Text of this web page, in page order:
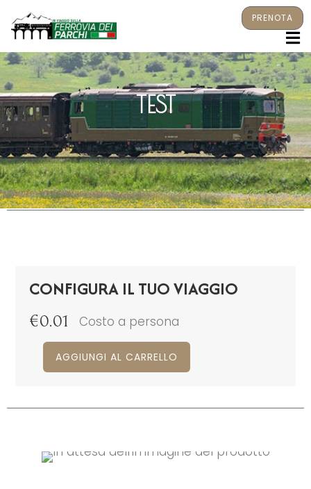
PRENOTA
TEST
CONFIGURA IL TUO VIAGGIO
€0.01 Costo a persona
AGGIUNGI AL CARRELLO